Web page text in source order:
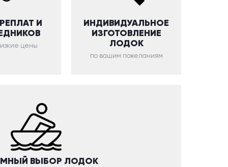
И
цены
ИНДИВИДУАЛЬНОЕ
ИЗГОТОВЛЕНИЕ
ЛОДОК
по вашим пожеланиям
ВЫБОР ЛОДОК